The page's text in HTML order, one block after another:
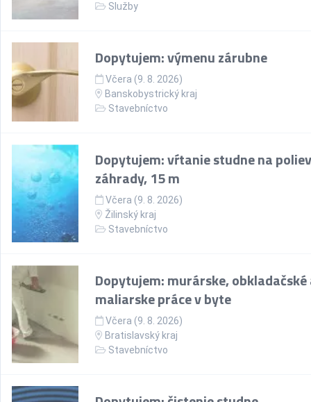
Služby
Dopytujem: výmenu zárubne
Včera (9. 8. 2026)
Banskobystrický kraj
Stavebníctvo
Dopytujem: vŕtanie studne na
záhrady, 15 m
Včera (9. 8. 2026)
Žilinský kraj
Stavebníctvo
Dopytujem: murárske, obkladačské
maliarske práce v byte
Včera (9. 8. 2026)
Bratislavský kraj
Stavebníctvo